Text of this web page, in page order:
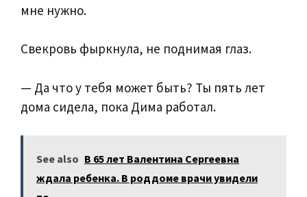
мне нужно.
Свекровь фыркнула, не поднимая глаз.
— Да что у тебя может быть? Ты пять лет
дома сидела, пока Дима работал.
See also В 65 лет Валентина Сергеевна
ждала ребенка. В роддоме врачи увидели